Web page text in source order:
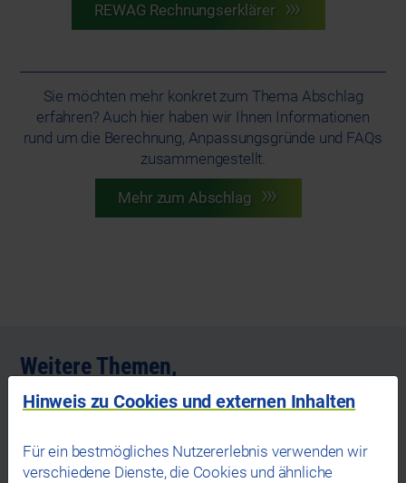
REWAG Rechnungserklärer
Sie möchten mehr konkret zum Thema Abschlag
erfahren? Auch hier haben wir Ihnen Informationen
rund um die Berechnung, Anpassungsgründe und FAQs
zusammengestellt.
Mehr zum Abschlag
Weitere Themen,
die Sie interessieren könnten
Hinweis zu Cookies und externen Inhalten
Für ein bestmögliches Nutzererlebnis verwenden wir
verschiedene Dienste, die Cookies und ähnliche